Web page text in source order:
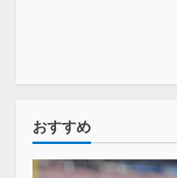
おすすめ